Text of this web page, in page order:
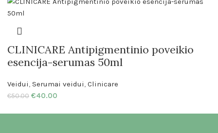
CLINICARE Antipigmentinio poveikio
esencija-serumas 50ml
Veidui, Serumai veidui, Clinicare
€50.00 €40.00